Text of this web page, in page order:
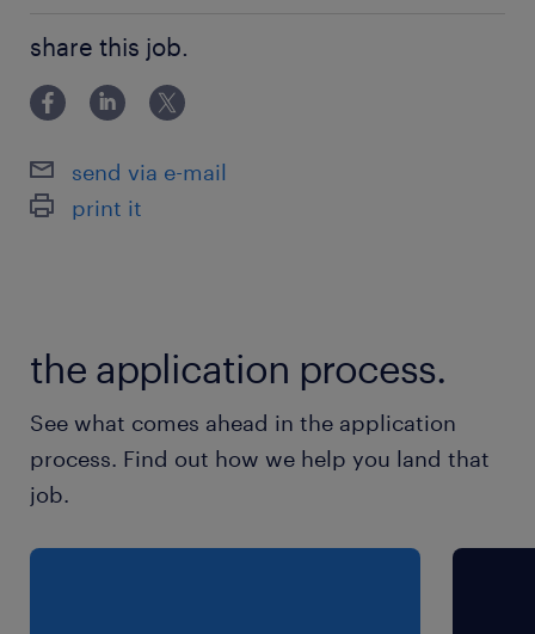
むずかしいPCスキルもいりません◎
営業所の窓口にて、お客様の荷物をお預かりする
お仕事
総武線／千駄ケ谷駅（徒歩8分）
分）
休日休暇
週休2日
験がある方、大歓迎！） ●基本的なPC入力ができる方
（キーボードで文字が打てれば問題ありません！） ※
事務未経験の方、ブランクがある方もぜひご
share this job.
send via e-mail
print it
the application process.
See what comes ahead in the application
process. Find out how we help you land that
job.